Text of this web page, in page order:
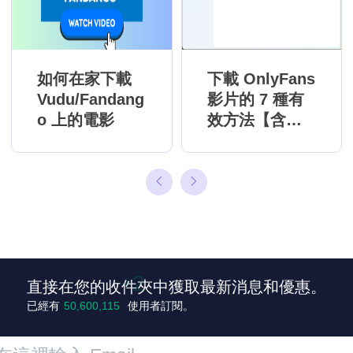
如何在家下載
Vudu/Fandang
o 上的電影
下載 OnlyFans
影片的 7 種有
效方法【含詳
直接在您的收件夾中獲取最新消息和優惠。
已經有 50,600,117 使用者訂閱。